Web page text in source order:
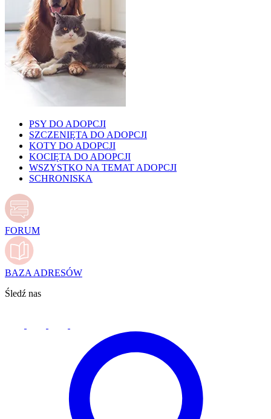
PSY DO ADOPCJI
SZCZENIĘTA DO ADOPCJI
KOTY DO ADOPCJI
KOCIĘTA DO ADOPCJI
WSZYSTKO NA TEMAT ADOPCJI
SCHRONISKA
FORUM
BAZA ADRESÓW
Śledź nas